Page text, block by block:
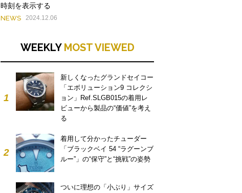
時刻を表示する
NEWS 2024.12.06
WEEKLY MOST VIEWED
1
新しくなったグランドセイコー
「エボリューション9 コレクシ
ョン」Ref.SLGB015の着用レ
ビューから製品の“価値”を考え
る
2
着用して分かったチューダー
「ブラックベイ 54 “ラグーンブ
ルー”」の“保守”と“挑戦”の姿勢
ついに理想の「小ぶり」サイズ